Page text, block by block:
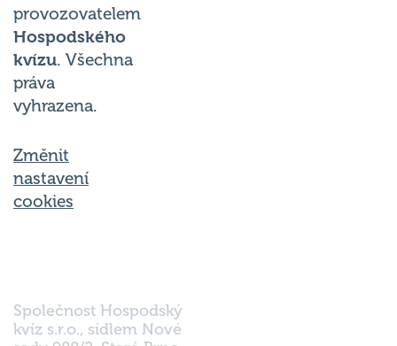
provozovatelem
Hospodského
kvízu. Všechna
práva
vyhrazena.
Změnit
nastavení
cookies
Společnost Hospodský
kvíz s.r.o., sídlem Nové